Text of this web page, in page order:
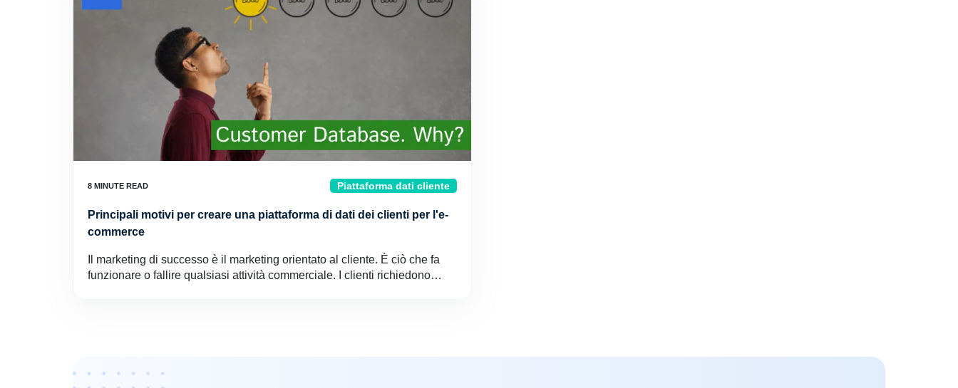
Piattaforma dati cliente
Principali motivi per creare una piattaforma di dati dei clienti per l'e-
commerce
Il marketing di successo è il marketing orientato al cliente. È ciò che fa
funzionare o fallire qualsiasi attività commerciale. I clienti richiedono…